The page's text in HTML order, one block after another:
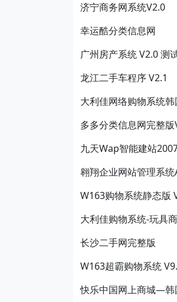
济宁商务网系统V2.0
幸运酷分类信息网
广州房产系统 V2.0 测
龙江二手车程序 V2.1
大利佳网络购物系统韩
多多分类信息网完整版
九天Wap智能建站
翱翔企业网站管理系统
W163购物系统静态版
大利佳购物系统-玩具
长沙二手网完整版
W163超霸购物系统
快乐中国网上商城—韩